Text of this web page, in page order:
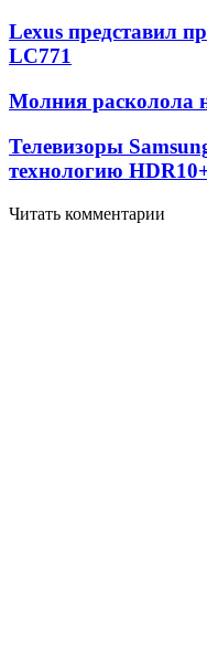
Lexus представил
LC771
Молния расколола
Телевизоры
технологию
Читать комментарии